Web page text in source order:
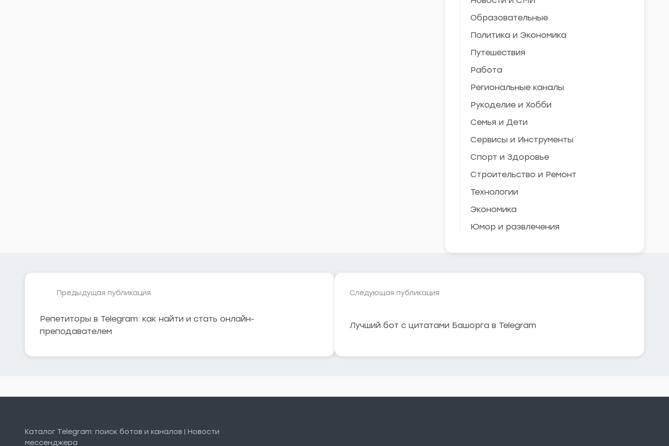
Образовательные
Политика и Экономика
Путешествия
Работа
Региональные каналы
Рукоделие и Хобби
Семья и Дети
Сервисы и Инструменты
Спорт и Здоровье
Строительство и Ремонт
Технологии
Экономика
Юмор и развлечения
Предыдущая публикация
Репетиторы в Telegram: как найти и стать онлайн-
преподавателем
Следующая публикация
Лучший бот с цитатами Башорга в Telegram
Каталог Telegram: поиск ботов и каналов | Новости
мессенджера